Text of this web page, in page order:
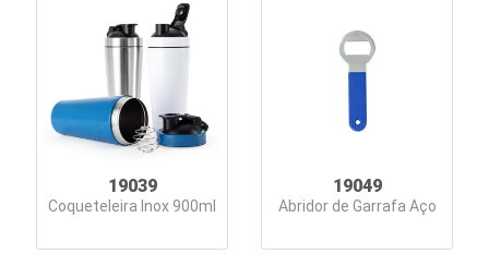
19039
Coqueteleira Inox 900ml
19049
Abridor de Garrafa Aço